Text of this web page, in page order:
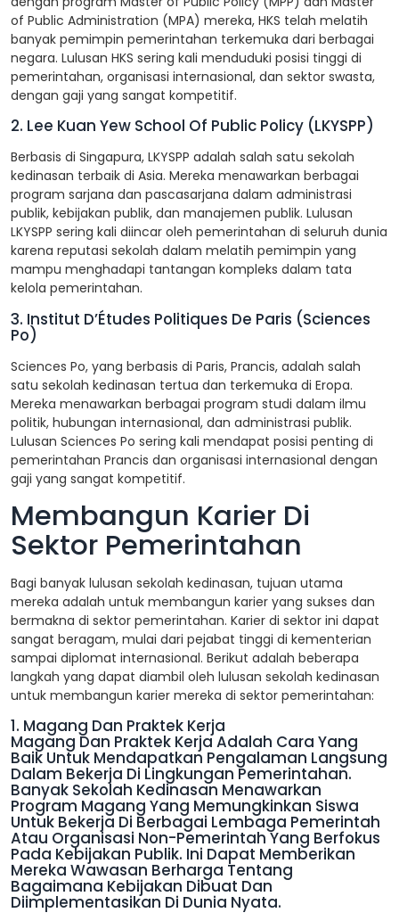
of Public Administration (MPA) mereka, HKS telah melatih
banyak pemimpin pemerintahan terkemuka dari berbagai
negara. Lulusan HKS sering kali menduduki posisi tinggi di
pemerintahan, organisasi internasional, dan sektor swasta,
dengan gaji yang sangat kompetitif.
2. Lee Kuan Yew School Of Public Policy (LKYSPP)
Berbasis di Singapura, LKYSPP adalah salah satu sekolah
kedinasan terbaik di Asia. Mereka menawarkan berbagai
program sarjana dan pascasarjana dalam administrasi
publik, kebijakan publik, dan manajemen publik. Lulusan
LKYSPP sering kali diincar oleh pemerintahan di seluruh dunia
karena reputasi sekolah dalam melatih pemimpin yang
mampu menghadapi tantangan kompleks dalam tata
kelola pemerintahan.
3. Institut D’Études Politiques De Paris (Sciences
Po)
Sciences Po, yang berbasis di Paris, Prancis, adalah salah
satu sekolah kedinasan tertua dan terkemuka di Eropa.
Mereka menawarkan berbagai program studi dalam ilmu
politik, hubungan internasional, dan administrasi publik.
Lulusan Sciences Po sering kali mendapat posisi penting di
pemerintahan Prancis dan organisasi internasional dengan
gaji yang sangat kompetitif.
Membangun Karier Di
Sektor Pemerintahan
Bagi banyak lulusan sekolah kedinasan, tujuan utama
mereka adalah untuk membangun karier yang sukses dan
bermakna di sektor pemerintahan. Karier di sektor ini dapat
sangat beragam, mulai dari pejabat tinggi di kementerian
sampai diplomat internasional. Berikut adalah beberapa
langkah yang dapat diambil oleh lulusan sekolah kedinasan
untuk membangun karier mereka di sektor pemerintahan:
1. Magang Dan Praktek Kerja
Magang Dan Praktek Kerja Adalah Cara Yang
Baik Untuk Mendapatkan Pengalaman Langsung
Dalam Bekerja Di Lingkungan Pemerintahan.
Banyak Sekolah Kedinasan Menawarkan
Program Magang Yang Memungkinkan Siswa
Untuk Bekerja Di Berbagai Lembaga Pemerintah
Atau Organisasi Non-Pemerintah Yang Berfokus
Pada Kebijakan Publik. Ini Dapat Memberikan
Mereka Wawasan Berharga Tentang
Bagaimana Kebijakan Dibuat Dan
Diimplementasikan Di Dunia Nyata.